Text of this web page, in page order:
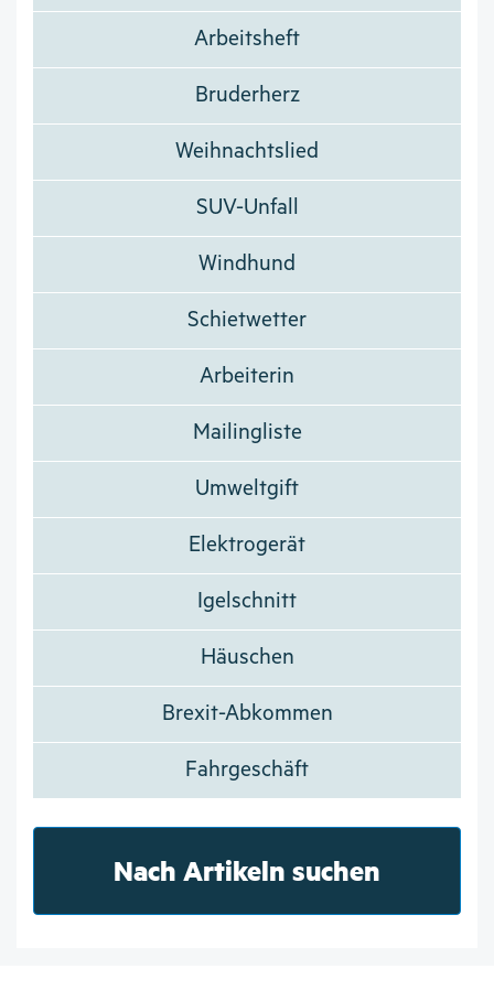
Arbeitsheft
Bruderherz
Weihnachtslied
SUV-Unfall
Windhund
Schietwetter
Arbeiterin
Mailingliste
Umweltgift
Elektrogerät
Igelschnitt
Häuschen
Brexit-Abkommen
Fahrgeschäft
Nach Artikeln suchen